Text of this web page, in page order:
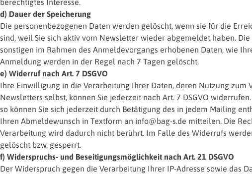
berechtigtes Interesse.
d) Dauer der Speicherung
Die personenbezogenen Daten werden gelöscht, wenn sie für die
sind, weil Sie sich aktiv vom Newsletter wieder abgemeldet haben.
sonstigen im Rahmen des Anmeldevorgangs erhobenen Daten, wie
Anmeldung werden in der Regel nach 7 Tagen gelöscht.
e) Widerruf nach Art. 7 DSGVO
Ihre Einwilligung in die Verarbeitung Ihrer Daten, deren Nutzung zum
Newsletters selbst, können Sie jederzeit nach Art. 7 DSGVO
so können Sie sich jederzeit durch Betätigung des in jedem Mailing
Ihren Abmeldewunsch in Textform an info@bag-s.de mitteilen. Die
Verarbeitung wird dadurch nicht berührt. Im Falle des Widerrufs
gelöscht bzw. gesperrt.
f) Widerspruchs- und Beseitigungsmöglichkeit nach Art. 21 DSGVO
Der Widerspruch gegen die Verarbeitung Ihrer IP-Adresse sowie das